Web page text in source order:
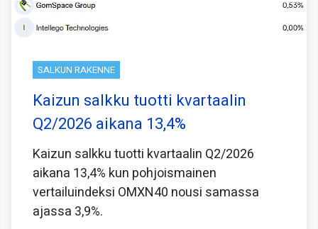
SALKUN RAKENNE
Kaizun salkku tuotti kvartaalin
Q2/2026 aikana 13,4%
Kaizun salkku tuotti kvartaalin Q2/2026
aikana 13,4% kun pohjoismainen
vertailuindeksi OMXN40 nousi samassa
ajassa 3,9%.